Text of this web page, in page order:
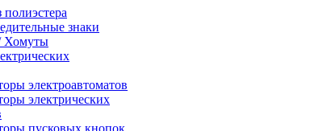
знаки
Хомуты
электроавтоматов
электрических
пусковых кнопок